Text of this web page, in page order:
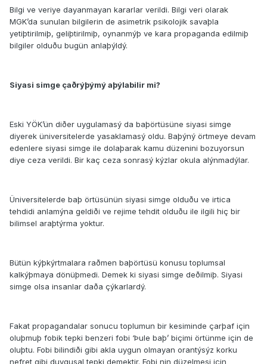
Bilgi ve veriye dayanmayan kararlar verildi. Bilgi veri olarak
MGK’da sunulan bilgilerin de asimetrik psikolojik savaþla
yetiþtirilmiþ, geliþtirilmiþ, oynanmýþ ve kara propaganda edilmiþ
bilgiler olduðu bugün anlaþýldý.
Siyasi simge çaðrýþýmý aþýlabilir mi?
Eski YÖK’ün diðer uygulamasý da baþörtüsüne siyasi simge
diyerek üniversitelerde yasaklamasý oldu. Baþýný örtmeye devam
edenlere siyasi simge ile dolaþarak kamu düzenini bozuyorsun
diye ceza verildi. Bir kaç ceza sonrasý kýzlar okula alýnmadýlar.
Üniversitelerde baþ örtüsünün siyasi simge olduðu ve irtica
tehdidi anlamýna geldiði ve rejime tehdit olduðu ile ilgili hiç bir
bilimsel araþtýrma yoktur.
Bütün kýþkýrtmalara raðmen baþörtüsü konusu toplumsal
kalkýþmaya dönüþmedi. Demek ki siyasi simge deðilmiþ. Siyasi
simge olsa insanlar daða çýkarlardý.
Fakat propagandalar sonucu toplumun bir kesiminde çarþaf için
oluþmuþ fobik tepki benzeri fobi ‘Þule baþ’ biçimi örtünme için de
oluþtu. Fobi bilindiði gibi akla uygun olmayan orantýsýz korku
nefret gibi duygusal tepki demektir. Fobi nin düzelmesi için